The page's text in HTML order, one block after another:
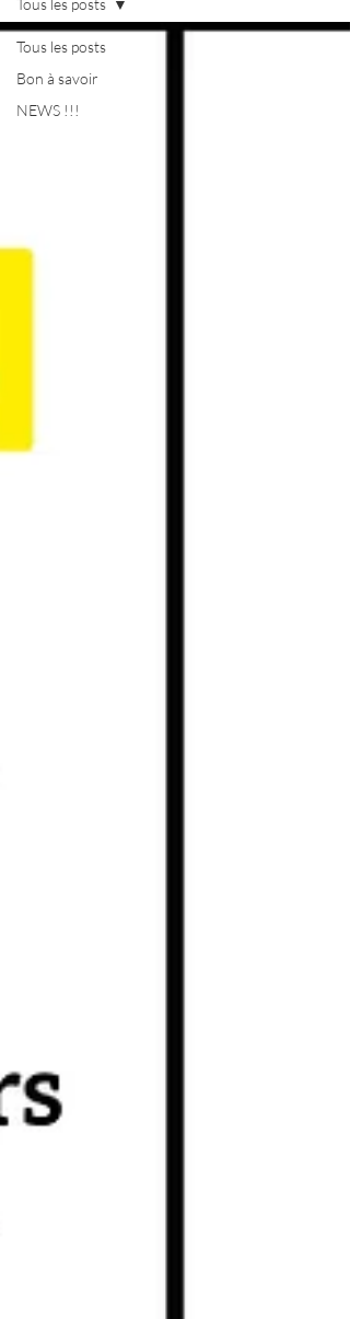
Tous les posts
Bon à savoir
NEWS !!!
Tous les posts